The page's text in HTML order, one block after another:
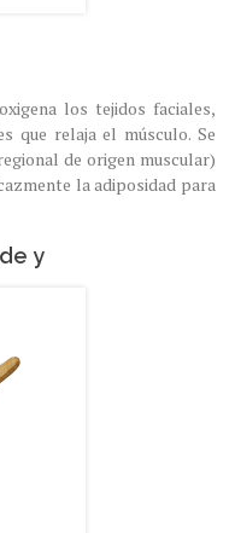
los tejidos faciales,
que relaja el músculo. Se
de origen muscular)
la adiposidad para
y